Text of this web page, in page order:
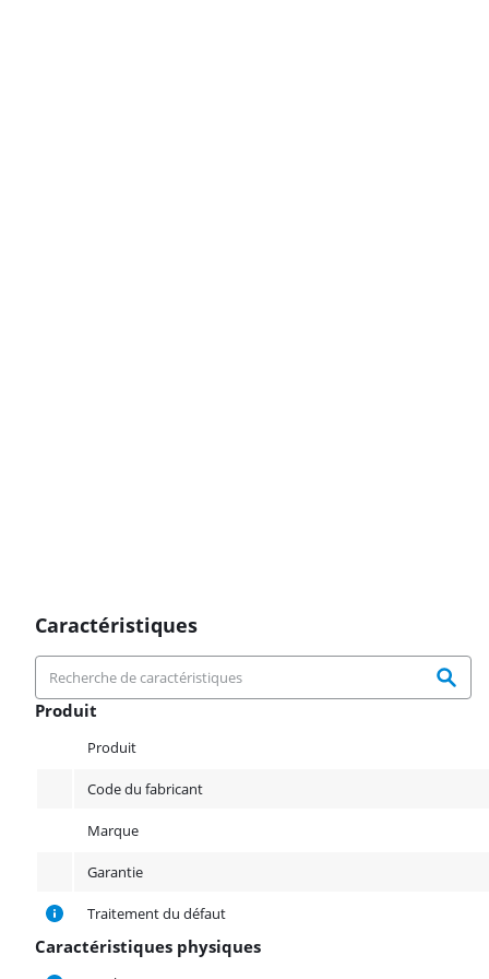
Caractéristiques
Produit
Produit
Code du fabricant
Marque
Garantie
Traitement du défaut
Caractéristiques physiques
Caractéristiques physiques